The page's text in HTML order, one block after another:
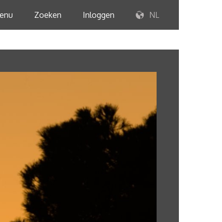
Zoeken Inloggen NL